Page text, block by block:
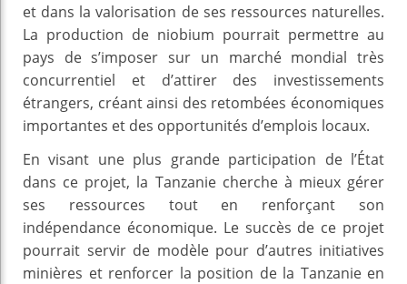
et dans la valorisation de ses ressources naturelles.
La production de niobium pourrait permettre au
pays de s’imposer sur un marché mondial très
concurrentiel et d’attirer des investissements
étrangers, créant ainsi des retombées économiques
importantes et des opportunités d’emplois locaux.
En visant une plus grande participation de l’État
dans ce projet, la Tanzanie cherche à mieux gérer
ses ressources tout en renforçant son
indépendance économique. Le succès de ce projet
pourrait servir de modèle pour d’autres initiatives
minières et renforcer la position de la Tanzanie en